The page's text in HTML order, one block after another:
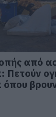
από
Πετούν
όπου